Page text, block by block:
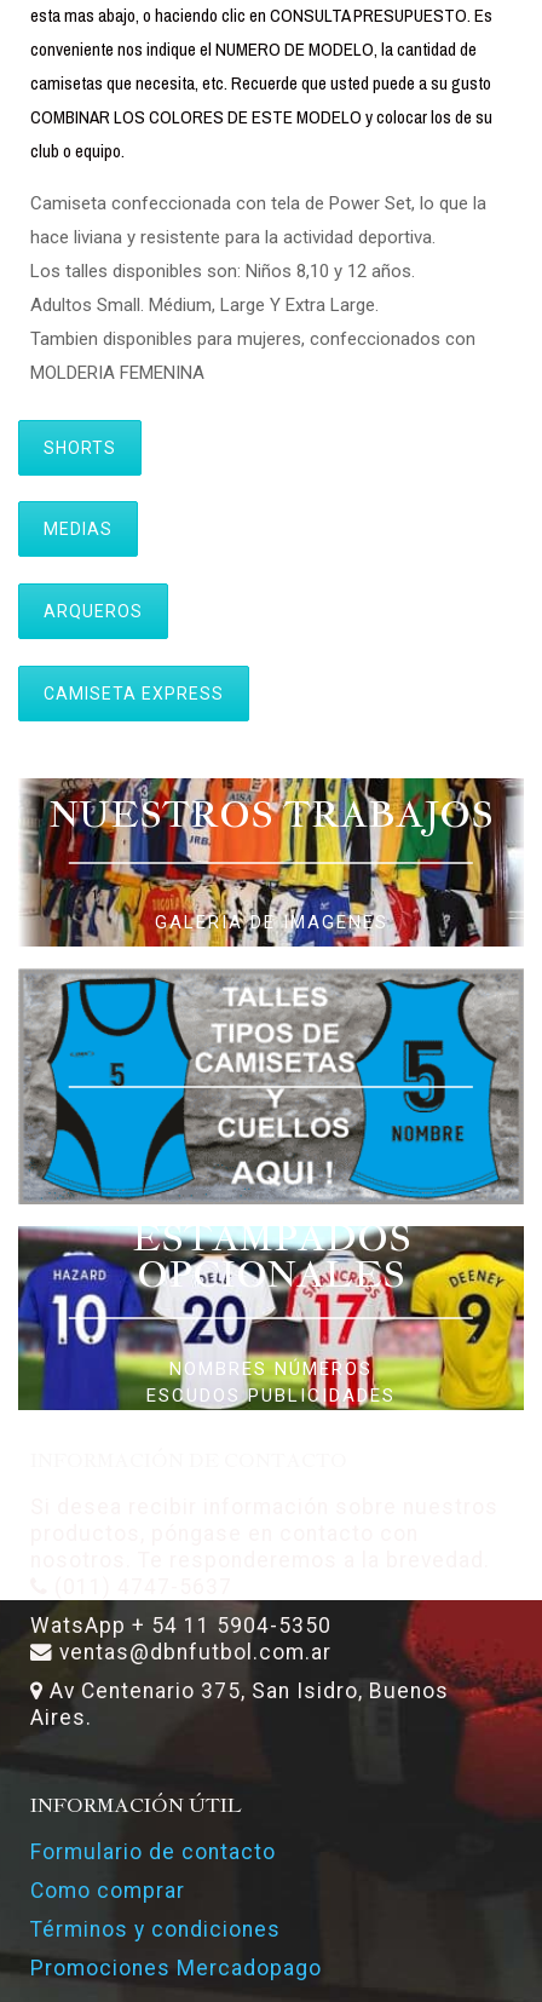
esta mas abajo, o haciendo clic en CONSULTA PRESUPUESTO. Es
conveniente nos indique el NUMERO DE MODELO, la cantidad de
camisetas que necesita, etc. Recuerde que usted puede a su gusto
COMBINAR LOS COLORES DE ESTE MODELO y colocar los de su
club o equipo.
Camiseta confeccionada con tela de Power Set, lo que la
hace liviana y resistente para la actividad deportiva.
Los talles disponibles son: Niños 8,10 y 12 años.
Adultos Small. Médium, Large Y Extra Large.
Tambien disponibles para mujeres, confeccionados con
MOLDERIA FEMENINA
SHORTS
MEDIAS
ARQUEROS
CAMISETA EXPRESS
NUESTROS TRABAJOS
GALERIA DE IMAGENES
ESTAMPADOS
OPCIONALES
NOMBRES NÚMEROS
ESCUDOS PUBLICIDADES
WatsApp + 54 11 5904-5350
ventas@dbnfutbol.com.ar
Av Centenario 375, San Isidro, Buenos
Aires.
INFORMACIÓN ÚTIL
Formulario de contacto
Como comprar
Términos y condiciones
Promociones Mercadopago